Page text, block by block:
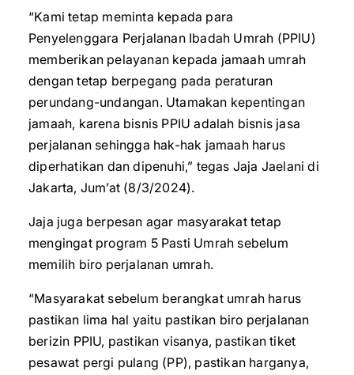
“Kami tetap meminta kepada para
Penyelenggara Perjalanan Ibadah Umrah (PPIU)
memberikan pelayanan kepada jamaah umrah
dengan tetap berpegang pada peraturan
perundang-undangan. Utamakan kepentingan
jamaah, karena bisnis PPIU adalah bisnis jasa
perjalanan sehingga hak-hak jamaah harus
diperhatikan dan dipenuhi,” tegas Jaja Jaelani di
Jakarta, Jum’at (8/3/2024).
Jaja juga berpesan agar masyarakat tetap
mengingat program 5 Pasti Umrah sebelum
memilih biro perjalanan umrah.
“Masyarakat sebelum berangkat umrah harus
pastikan lima hal yaitu pastikan biro perjalanan
berizin PPIU, pastikan visanya, pastikan tiket
pesawat pergi pulang (PP), pastikan harganya,